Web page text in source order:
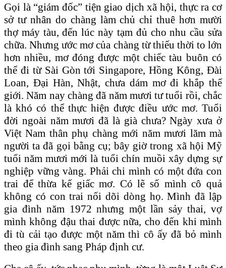
Gọi là “giám đốc” tiện giao dịch xã hội, thực ra cơ
sở tư nhân do chàng làm chủ chỉ thuê hơn mười
thợ máy tàu, đến lúc này tạm đủ cho nhu cầu sửa
chữa. Nhưng ước mơ của chàng từ thiếu thời to lớn
hơn nhiều, mơ đóng được một chiếc tàu buôn có
thể đi từ Sài Gòn tới Singapore, Hồng Kông, Đài
Loan, Đại Hàn, Nhật, chưa dám mơ đi khắp thế
giới. Năm nay chàng đã năm mươi tư tuổi rồi, chắc
là khó có thể thực hiện được điều ước mơ. Tuổi
đời ngoài năm mươi đã là già chưa? Ngày xưa ở
Việt Nam thân phụ chàng mới năm mươi lăm mà
người ta đã gọi bằng cụ; bây giờ trong xã hội Mỹ
tuổi năm mươi mới là tuổi chín muồi xây dựng sự
nghiệp vững vàng. Phải chi mình có một đứa con
trai để thừa kế giấc mơ. Có lẽ số mình cô quả
không có con trai nối dõi dòng họ. Mình đã lập
gia đình năm 1972 nhưng một lần sảy thai, vợ
mình không đậu thai được nữa, cho đến khi mình
đi tù cải tạo được một năm thì cô ấy đã bỏ mình
theo gia đình sang Pháp định cư.